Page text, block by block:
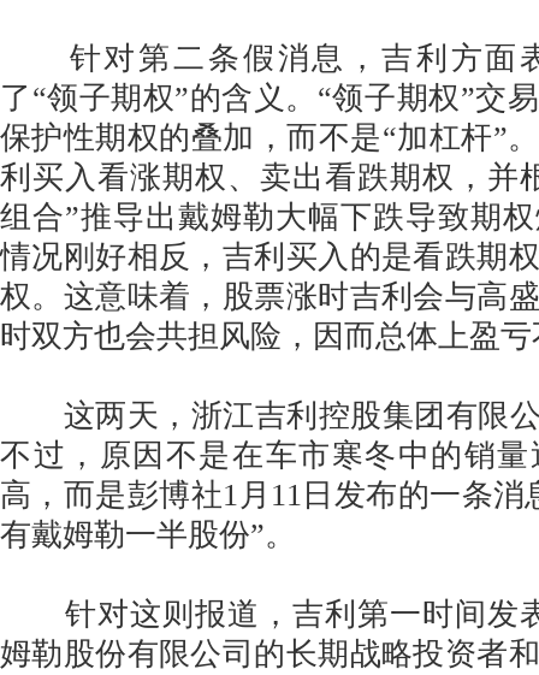
针对第二条假消息，吉利方面
了“领子期权”的含义。“领子期权”交
保护性期权的叠加，而不是“加杠杆”
利买入看涨期权、卖出看跌期权，并
组合”推导出戴姆勒大幅下跌导致期
情况刚好相反，吉利买入的是看跌期
权。这意味着，股票涨时吉利会与高
时双方也会共担风险，因而总体上盈
这两天，浙江吉利控股集团有限公
不过，原因不是在车市寒冬中的销
高，而是彭博社1月11日发布的一条消
有戴姆勒一半股份”。
针对这则报道，吉利第一时间发
姆勒股份有限公司的长期战略投资者